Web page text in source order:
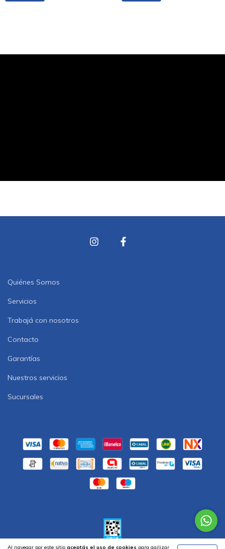
Al navegar por este sitio aceptás el uso de cookies para agilizar
Quiénes Somos
Servicios
Trabajá con nosotros
Contacto
Garantías
Nuestros servicios
Sucursales